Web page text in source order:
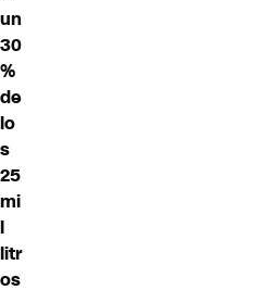
un
30
%
de
lo
s
25
mi
l
litr
os